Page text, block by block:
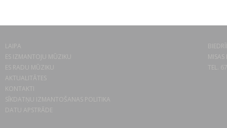
LAIPA
ES IZMANTOJU MŪZIKU
ES RADU MŪZIKU
AKTUALITĀTES
KONTAKTI
SĪKDATŅU IZMANTOŠANAS POLITIKA
DATU APSTRĀDE
TEL.